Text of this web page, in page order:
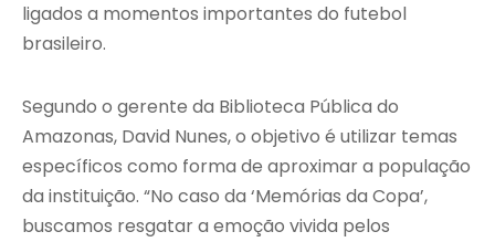
ligados a momentos importantes do futebol
brasileiro.
Segundo o gerente da Biblioteca Pública do
Amazonas, David Nunes, o objetivo é utilizar temas
específicos como forma de aproximar a população
da instituição. “No caso da ‘Memórias da Copa’,
buscamos resgatar a emoção vivida pelos